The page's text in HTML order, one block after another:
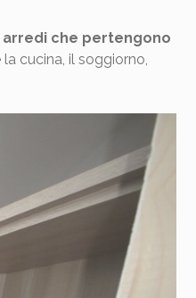
arredi che pertengono
cucina, il soggiorno,